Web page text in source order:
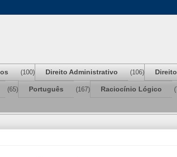
(100) Direito Administrativo (106)
(65) Português (167) Raciocínio Lógico